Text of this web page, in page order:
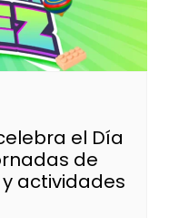
el Día
de
actividades